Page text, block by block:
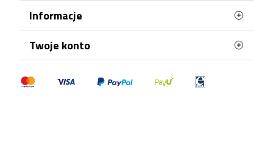
Mapa strony
Informacje
Polityka Prywatności
Polityka plików "cookies"
Twoje konto
Zamówienia